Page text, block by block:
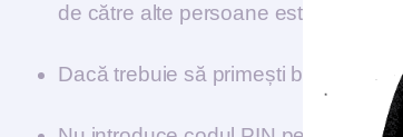
de către alte persoane este o
Dacă trebuie să primești bani atunci